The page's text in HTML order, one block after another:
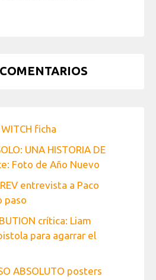
WITCH ficha
UNA HISTORIA DE
Foto de Año Nuevo
entrevista a Paco
paso
crítica: Liam
para agarrar el
ABSOLUTO posters